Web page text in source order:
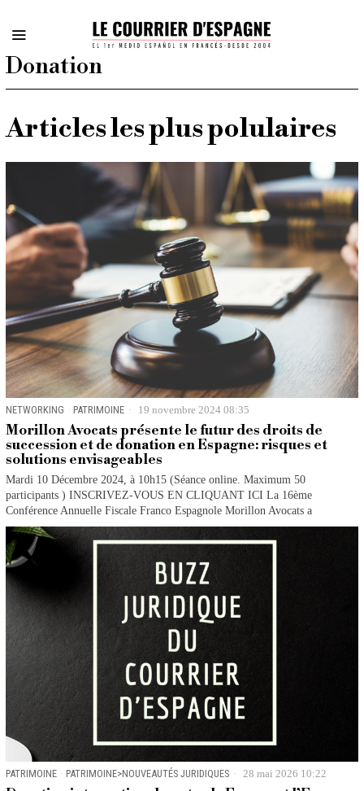
Donation
Articles les plus polulaires
NETWORKING · PATRIMOINE 19 novembre 2024 08:35
Morillon Avocats présente le futur des droits de
succession et de donation en Espagne: risques et
solutions envisageables
Mardi 10 Décembre 2024, à 10h15 (Séance online. Maximum 50
participants ) INSCRIVEZ-VOUS EN CLIQUANT ICI La 16ème
Conférence Annuelle Fiscale Franco Espagnole Morillon Avocats a
PATRIMOINE · PATRIMOINE>NOUVEAUTÉS JURIDIQUES 28 mai 2026 10:22